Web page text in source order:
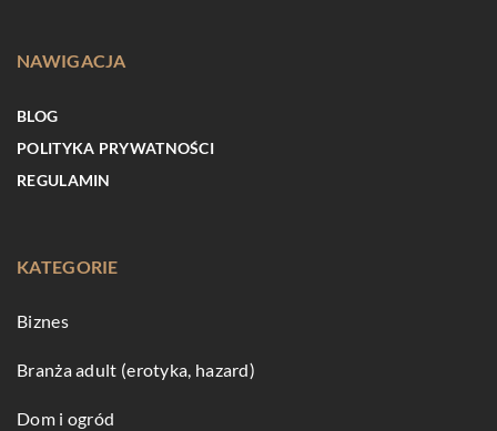
NAWIGACJA
BLOG
POLITYKA PRYWATNOŚCI
REGULAMIN
KATEGORIE
Biznes
Branża adult (erotyka, hazard)
Dom i ogród